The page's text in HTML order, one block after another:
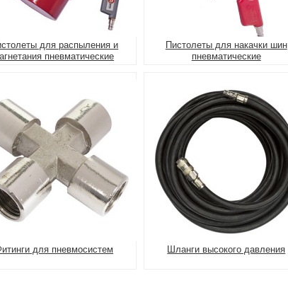
для распыления и
пневматические
Пистолеты для накачки шин
пневматические
для пневмосистем Шланги высокого давления